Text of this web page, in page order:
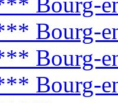
Bourg-
Bourg-
Bourg-